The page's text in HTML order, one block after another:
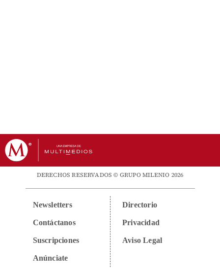
DERECHOS RESERVADOS © GRUPO MILENIO 2026
Newsletters
Contáctanos
Suscripciones
Anúnciate
Directorio
Privacidad
Aviso Legal